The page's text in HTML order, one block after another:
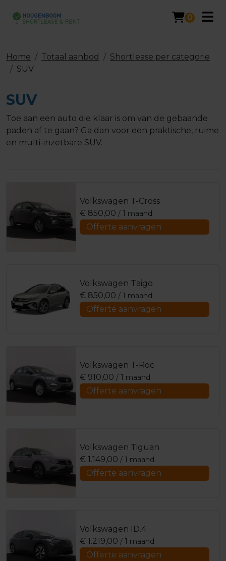
0
Home Totaal aanbod
Shortlease per categorie
SUV
SUV
Toe aan een auto die klaar is om van de gebaande
paden af te gaan? Ga dan voor een praktische, ruime
en multi-inzetbare SUV.
Volkswagen T-Cross
€ 850,00 / 1 maand
Offerte aanvragen
Volkswagen Taigo
€ 850,00 / 1 maand
Offerte aanvragen
Volkswagen T-Roc
€ 910,00 / 1 maand
Offerte aanvragen
Volkswagen Tiguan
€ 1.149,00 / 1 maand
Offerte aanvragen
Volkswagen ID.4
€ 1.219,00 / 1 maand
Offerte aanvragen